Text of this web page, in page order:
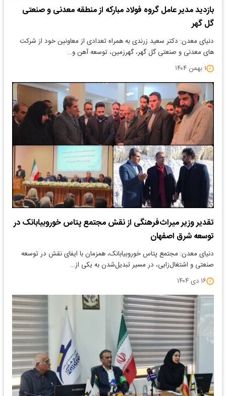
بازدید مدیر عامل گروه فولاد مبارکه از منطقه معدنی و صنعتی
گل گهر
دنیای معدن: ​دکتر سعید زرندی به همراه تعدادی از معاونین خود از شرکت
های معدنی و صنعتی گل گهر، گهرزمین، توسعه آهن و…
۱ بهمن ۱۴۰۴
تقدیر وزیر میراث‌فرهنگی از نقش مجتمع پتاس خوروبیابانک در
توسعه شرق اصفهان
دنیای معدن: مجتمع پتاس خوروبیابانک، همزمان با ایفای نقش در توسعه
صنعتی و اشتغال‌زایی، در مسیر تبدیل‌شدن به یکی از…
۱۶ دی ۱۴۰۴